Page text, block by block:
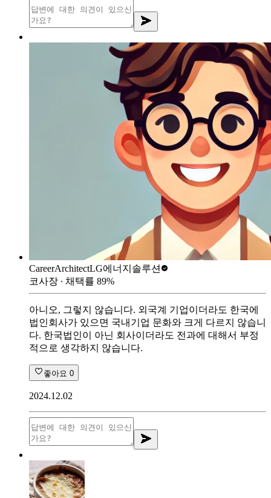
CareerArchitectLG에너지솔루션
코사장 ∙ 채택률 89%
아니오, 그렇지 않습니다. 외국계 기업이더라도 한국에
법인회사가 있으면 국내기업 문화와 크게 다르지 않습니
다. 한국법인이 아닌 회사이더라도 전과에 대해서 부정
적으로 생각하지 않습니다.
좋아요 0
2024.12.02